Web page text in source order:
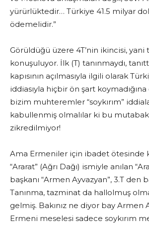
yürürlüktedir… Türkiye 41.5 milyar
ödemelidir.”
Görüldüğü üzere 4T’nin ikincisi, yani
konuşuluyor. İlk (T) tanınmaydı,
kapısının açılmasıyla ilgili olarak
iddiasıyla hiçbir ön şart
bizim muhteremler “soykırım”
kabullenmiş olmalılar ki bu
zikredilmiyor!
Ama Ermeniler için ibadet ötesinde
“Ararat” (Ağrı Dağı) ismiyle anılan
başkanı “Armen Ayvazyan”, 3.T den
Tanınma, tazminat da hallolmuş
gelmiş. Bakınız ne diyor bay Armen
Ermeni meselesi sadece soykırım